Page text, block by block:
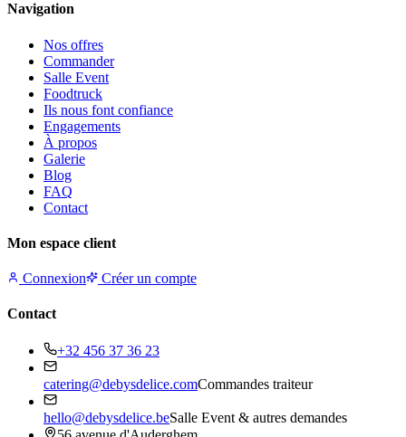
Navigation
Nos offres
Commander
Salle Event
Foodtruck
Ils nous font confiance
Engagements
À propos
Galerie
Blog
FAQ
Contact
Mon espace client
Connexion Créer un compte
Contact
+32 456 37 36 23
catering@debysdelice.comCommandes traiteur
hello@debysdelice.beSalle Event & autres demandes